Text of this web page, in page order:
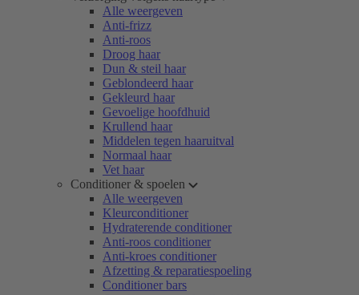
Alle weergeven
Anti-frizz
Anti-roos
Droog haar
Dun & steil haar
Geblondeerd haar
Gekleurd haar
Gevoelige hoofdhuid
Krullend haar
Middelen tegen haaruitval
Normaal haar
Vet haar
Conditioner & spoelen
Alle weergeven
Kleurconditioner
Hydraterende conditioner
Anti-roos conditioner
Anti-kroes conditioner
Afzetting & reparatiespoeling
Conditioner bars